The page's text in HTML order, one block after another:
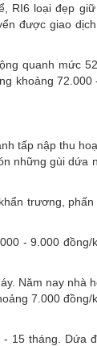
RI6 loại đẹp
được giao
quanh mức
khoảng 72.000
tấp nập thu
những gùi dứa
trương,
- 9.000
Năm nay nhà
7.000 đồng/
15 tháng. Dứa